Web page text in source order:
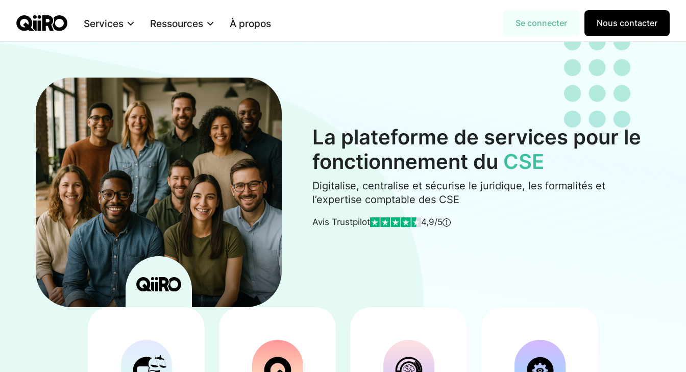
Services Ressources À propos Se connecter Nous contacter
La plateforme de services pour le
fonctionnement du CSE
Digitalise, centralise et sécurise le juridique, les formalités et
l’expertise comptable des CSE
Avis Trustpilot 4,9/5